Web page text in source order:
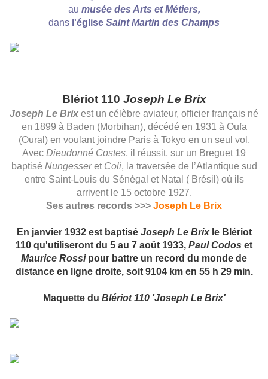
au musée des Arts et Métiers,
dans l'église Saint Martin des Champs
Blériot 110 Joseph Le Brix
Joseph Le Brix est un célèbre aviateur, officier français né
en 1899 à Baden (Morbihan), décédé en 1931 à Oufa
(Oural) en voulant joindre Paris à Tokyo en un seul vol.
Avec Dieudonné Costes, il réussit, sur un Breguet 19
baptisé Nungesseret Coli, la traversée de l’Atlantique sud
entre Saint-Louis du Sénégal et Natal ( Brésil ) où ils
arrivent le 15 octobre 1927.
Ses autres records >>> Joseph Le Brix
En janvier 1932 est baptisé Joseph Le Brixle Blériot
110 qu'utiliseront du 5 au 7 août 1933, Paul Codos et
Maurice Rossi pour battre un record du monde de
distance en ligne droite, soit 9104 km en 55 h 29 min.
Maquette du Blériot 110 'Joseph Le Brix'